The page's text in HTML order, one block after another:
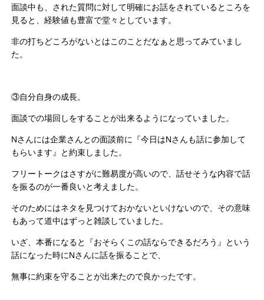
面談中も、された質問に対して明確にお話をされているところを
見ると、経験値も豊富で堂々としています。
非の打ちどころがないとはこのことだなぁと思ってみていまし
た。
③自分自身の成長。
面談での場回しをすることが出来るようになっていました。
Nさんには企業さんとの面談前に『今日はNさんも話に参加して
もらいます』と約束しました。
フリートークはさすがに難易度が高いので、話せそうな内容で話
を振るのが一番良いと考えました。
そのためにはネタを見つけておかないといけないので、その意味
もあって道中はずっと雑談していました。
いざ、本番になると『おそらくこの話ならできるだろう』という
話になった時にNさんに話を振ることで、
無事に約束を守ることが出来たので良かったです。